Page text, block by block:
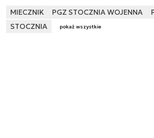
MIECZNIK PGZ STOCZNIA WOJENNA
STOCZNIA
pokaż wszystkie